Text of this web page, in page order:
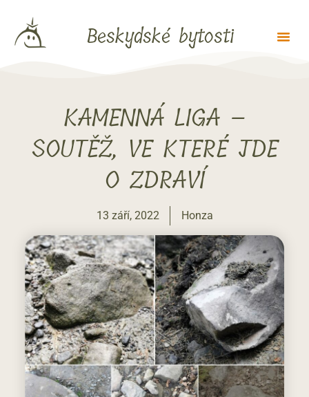
Beskydské bytosti
KAMENNÁ LIGA –
SOUTĚŽ, VE KTERÉ JDE
O ZDRAVÍ
13 září, 2022 Honza